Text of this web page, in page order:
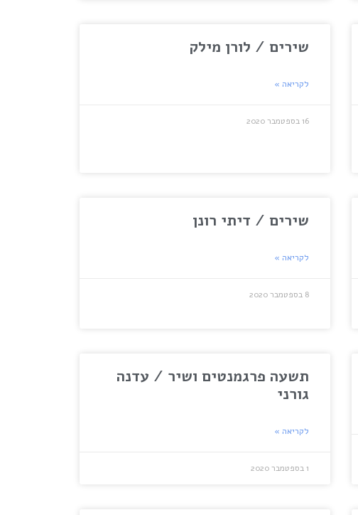
שירים / לורן מילק
לקריאה »
16 בספטמבר 2020
שירים / דיתי רונן
לקריאה »
8 בספטמבר 2020
תשעה פרגמנטים ושיר / עדנה
גורני
לקריאה »
1 בספטמבר 2020